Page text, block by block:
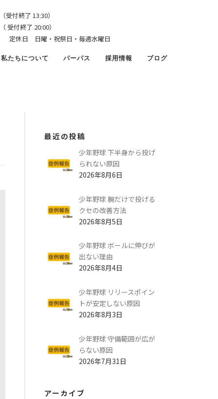
私たちについて パーパス 採用情報 ブログ
付終了 13:30）
20:00）
定休日 日曜・祝祭日・毎週水曜日
最近の投稿
少年野球 下半身から投げ
られない原因
2026年8月6日
少年野球 腕だけで投げる
クセの改善方法
2026年8月5日
少年野球 ボールに伸びが
出ない理由
2026年8月4日
少年野球 リリースポイン
トが安定しない原因
2026年8月3日
少年野球 守備範囲が広が
らない原因
2026年7月31日
アーカイブ